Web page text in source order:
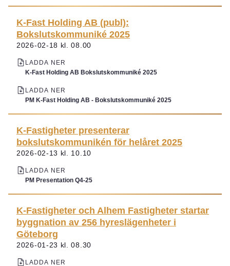
K-Fast Holding AB (publ):
Bokslutskommuniké 2025
2026-02-18 kl. 08.00
LADDA NER
K-Fast Holding AB Bokslutskommuniké 2025
LADDA NER
PM K-Fast Holding AB - Bokslutskommuniké 2025
K-Fastigheter presenterar
bokslutskommunikén för helåret 2025
2026-02-13 kl. 10.10
LADDA NER
PM Presentation Q4-25
K-Fastigheter och Alhem Fastigheter startar
byggnation av 256 hyreslägenheter i
Göteborg
2026-01-23 kl. 08.30
LADDA NER